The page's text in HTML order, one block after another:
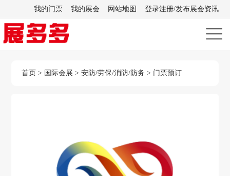
我的门票 我的展会 网站地图 登录注册/发布展会资讯
首页 > 国际会展 >安防/劳保/消防/防务 > 门票预订